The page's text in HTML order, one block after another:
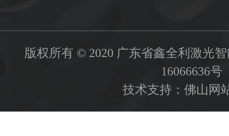
版权所有 © 2020 广东省鑫全利激光
16066636号
技术支持： 佛山网